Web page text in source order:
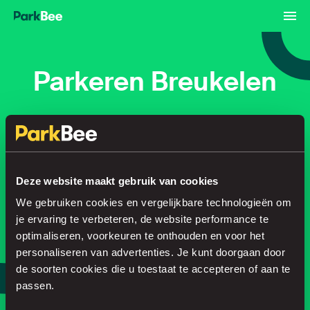
Deze website maakt gebruik van cookies
We gebruiken cookies en vergelijkbare technologieën om
je ervaring te verbeteren, de website performance te
optimaliseren, voorkeuren te onthouden en voor het
personaliseren van advertenties. Je kunt doorgaan door
de soorten cookies die u toestaat te accepteren of aan te
passen.
Parkeren Breukelen
Reserveren
Regel je parkeerplek in no time
Zoeken
of
Parkeer slimmer, met onze app.